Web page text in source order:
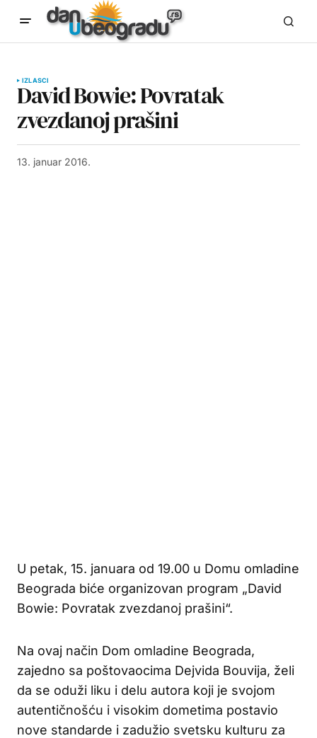
IZLASCI
David Bowie: Povratak
zvezdanoj prašini
13. januar 2016.
U petak, 15. januara od 19.00 u Domu omladine
Beograda biće organizovan program „David
Bowie: Povratak zvezdanoj prašini“.
Na ovaj način Dom omladine Beograda,
zajedno sa poštovaocima Dejvida Bouvija, želi
da se oduži liku i delu autora koji je svojom
autentičnošću i visokim dometima postavio
nove standarde i zadužio svetsku kulturu za